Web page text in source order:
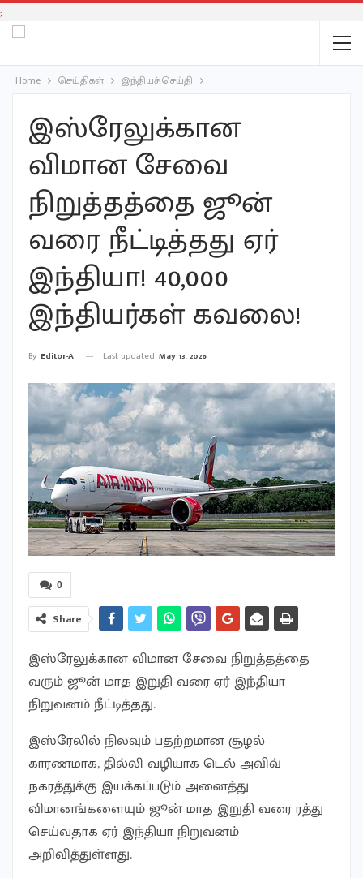
;
Home செய்திகள் இந்தியச் செய்தி
இஸ்ரேலுக்கான
விமான சேவை
நிறுத்தத்தை ஜூன்
வரை நீட்டித்தது ஏர்
இந்தியா! 40,000
இந்தியர்கள் கவலை!
By Editor-A Last updated May 13, 2026
0
Share
இஸ்ரேலுக்கான விமான சேவை நிறுத்தத்தை
வரும் ஜூன் மாத இறுதி வரை ஏர் இந்தியா
நிறுவனம் நீட்டித்தது.
இஸ்ரேலில் நிலவும் பதற்றமான சூழல்
காரணமாக, தில்லி வழியாக டெல் அவிவ்
நகரத்துக்கு இயக்கப்படும் அனைத்து
விமானங்களையும் ஜூன் மாத இறுதி வரை ரத்து
செய்வதாக ஏர் இந்தியா நிறுவனம்
அறிவித்துள்ளது.